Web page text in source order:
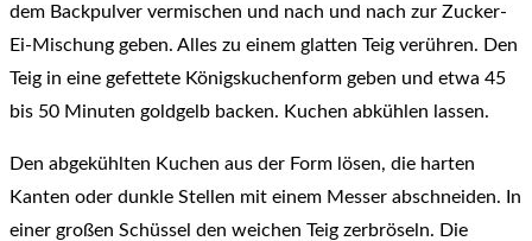
dem Backpulver vermischen und nach und nach zur Zucker-
Ei-Mischung geben. Alles zu einem glatten Teig verühren. Den
Teig in eine gefettete Königskuchenform geben und etwa 45
bis 50 Minuten goldgelb backen. Kuchen abkühlen lassen.
Den abgekühlten Kuchen aus der Form lösen, die harten
Kanten oder dunkle Stellen mit einem Messer abschneiden. In
einer großen Schüssel den weichen Teig zerbröseln. Die